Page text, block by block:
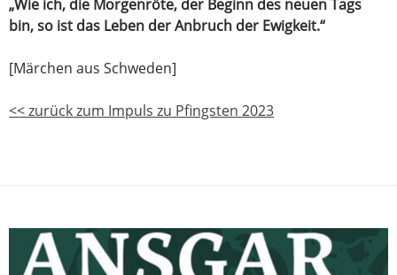
„Wie ich, die Morgenröte, der Beginn des neuen Tags
bin, so ist das Leben der Anbruch der Ewigkeit.“
[Märchen aus Schweden]
<< zurück zum Impuls zu Pfingsten 2023